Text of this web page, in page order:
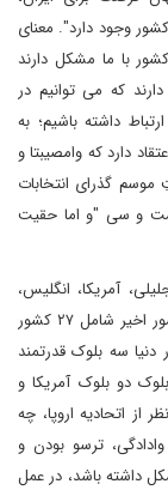
فرمودند "ما با سه چهار کشور مشکل داریم، در دنیا ۲۰۰ کشور وجود دارد". معنای
با ما مشکل دارند
دیگر وجود دارند که می توانیم در
داشته باشیم؛ به
اعتقاد دارد که وامصیبتا و
موسم گذرای انتخابات
و سی "و اما حقیت
آمریکا، انگلیس،
آلمان و فرانسه هستند، بگذریم از اینکه در واقع سه کشور اخیر شامل ۲۷ کشور
سه بلوک قدرتمند
دو بلوک آمریکا و
از اتحادیه اروپا، چه
ترسو بودن و
داشته باشد، در عمل